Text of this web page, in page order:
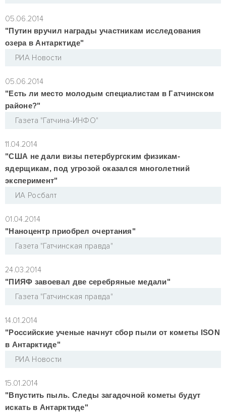
05.06.2014
"Путин вручил награды участникам исследования
озера в Антарктиде"
РИА Новости
05.06.2014
"Есть ли место молодым специалистам в Гатчинском
районе?"
Газета "Гатчина-ИНФО"
11.04.2014
"США не дали визы петербургским физикам-
ядерщикам, под угрозой оказался многолетний
эксперимент"
ИА Росбалт
01.04.2014
"Наноцентр приобрел очертания"
Газета "Гатчинская правда"
24.03.2014
"ПИЯФ завоевал две серебряные медали"
Газета "Гатчинская правда"
14.01.2014
"Российские ученые начнут сбор пыли от кометы ISON
в Антарктиде"
РИА Новости
15.01.2014
"Впустить пыль. Следы загадочной кометы будут
искать в Антарктиде"